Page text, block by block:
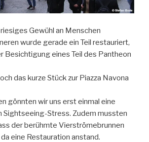
Gewühl an Menschen
wurde gerade ein Teil restauriert,
Besichtigung eines Teil des Pantheon
das kurze Stück zur Piazza Navona
gönnten wir uns erst einmal eine
Sightseeing-Stress. Zudem mussten
der berühmte Vierströmebrunnen
eine Restauration anstand.